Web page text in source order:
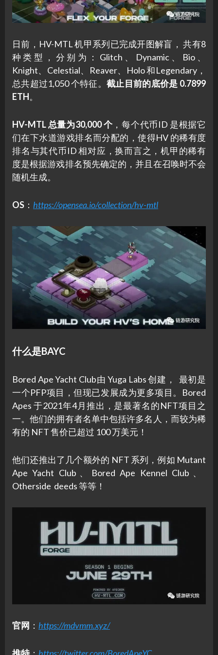
日前，HV-MTL 机甲系列已完成开图解盲， 共有8
种类型，分别为：Glitch、Dynamic、Bio、
Knight、Celestial、Reaver、Holo 和Legendary，
总共超过1,050 个特征。 截止目前的底价是 0.7899
ETH。
HV-MTL 总量为30,000 个 ，每个代币ID 是根据它
们在下水道游戏排名而分配的，使得HV 的稀有度
排名与其代币ID 相对应，换而言之，机甲的稀有
度是根据游戏排名预先确定的，并且在召唤时不会
随机生成。
OS ： https://opensea.io/collection/hv-mtl
什么是BAYC
Bored Ape Yacht Club由 Yuga Labs 创建， 最初是
一个PFP项目，但现已发展成为更多项目。Bored
Apes 于2021年4月推出，是最著名的NFT项目之
一。他们的拥有者名单中包括许多名人，而较为稀
有的 NFT 售价已超过 100 万美元！
他们还推出了几个额外的 NFT 系列，例如 Mutant
Ape Yacht Club、Bored Ape Kennel Club、
Otherside deeds 等等！
官网 ： https://mdvmm.xyz/